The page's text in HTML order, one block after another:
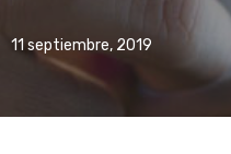
11 septiembre, 2019